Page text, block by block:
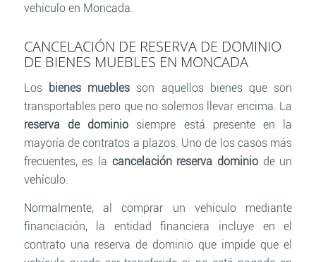
vehículo en Moncada.
CANCELACIÓN DE RESERVA DE DOMINIO
DE BIENES MUEBLES EN MONCADA
Los bienes muebles son aquellos bienes que son
transportables pero que no solemos llevar encima. La
reserva de dominio siempre está presente en la
mayoría de contratos a plazos. Uno de los casos más
frecuentes, es la cancelación reserva dominio de un
vehículo.
Normalmente, al comprar un vehículo mediante
financiación, la entidad financiera incluye en el
contrato una reserva de dominio que impide que el